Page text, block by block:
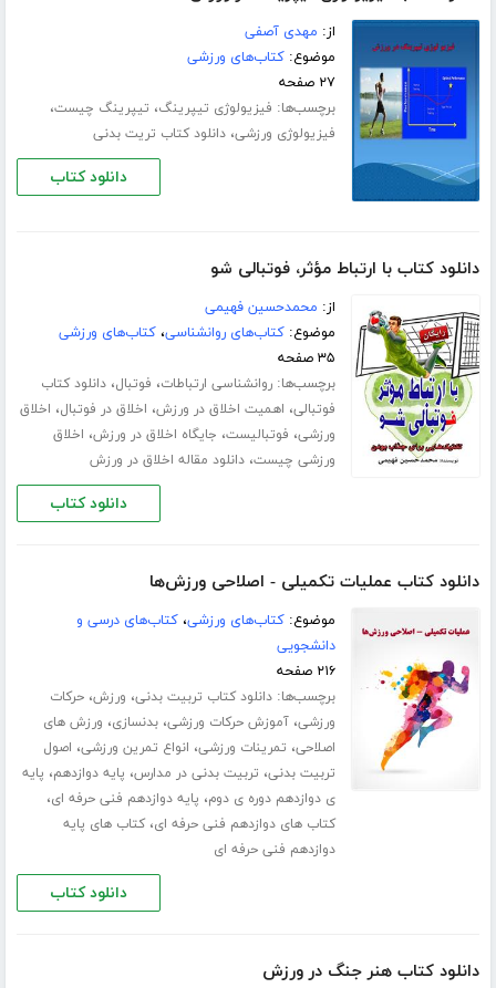
از: مهدی آصفی
موضوع:کتاب‌های ورزشی
۲۷ صفحه
برچسب‌ها: فیزیولوژی تیپرینگ، تیپرینگ چیست،
فیزیولوژی ورزشی،دانلود کتاب تریت بدنی
دانلود کتاب
دانلود کتاب با ارتباط مؤثر، فوتبالی شو
از: محمدحسین فهیمی
موضوع:کتاب‌های روانشناسی،کتاب‌های ورزشی
۳۵ صفحه
برچسب‌ها:روانشناسی ارتباطات، فوتبال،دانلود کتاب
فوتبالی، اهمیت اخلاق در ورزش، اخلاق در فوتبال، اخلاق
ورزشی، فوتبالیست، جایگاه اخلاق در ورزش، اخلاق
ورزشی چیست،دانلود مقاله اخلاق در ورزش
دانلود کتاب
دانلود کتاب عملیات تکمیلی - اصلاحی ورزش‌ها
موضوع:کتاب‌های ورزشی،کتاب‌های درسی و
دانشجویی
۲۱۶ صفحه
برچسب‌ها:دانلود کتاب تربیت بدنی، ورزش،حرکات
ورزشی،آموزش حرکات ورزشی،بدنسازی، ورزش های
اصلاحی، تمرینات ورزشی، انواع تمرین ورزشی، اصول
تربیت بدنی، تربیت بدنی در مدارس، پایه دوازدهم، پایه
ی دوازدهم دوره ی دوم، پایه دوازدهم فنی حرفه ای،
کتاب های دوازدهم فنی حرفه ای،کتاب های پایه
دوازدهم فنی حرفه ای
دانلود کتاب
دانلود کتاب هنر جنگ در ورزش